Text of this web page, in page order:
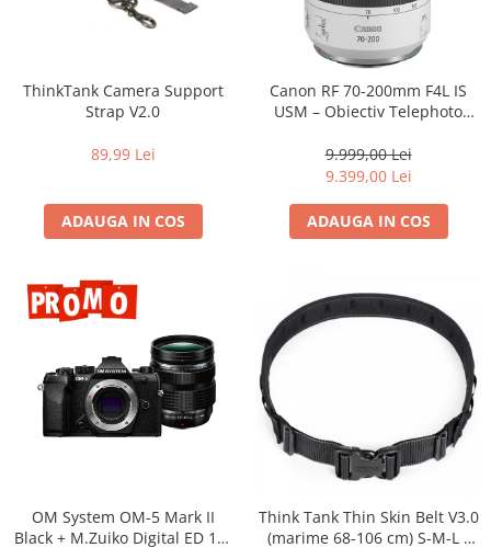
ThinkTank Camera Support
Strap V2.0
89,99 Lei
ADAUGA IN COS
Canon RF 70-200mm F4L IS
USM – Obiectiv Telephoto
9.999,00 Lei
9.399,00 Lei
ADAUGA IN COS
OM System OM-5 Mark II
Black + M.Zuiko Digital ED 12-
Think Tank Thin Skin Belt V3.0
(marime 68-106 cm) S-M-L -